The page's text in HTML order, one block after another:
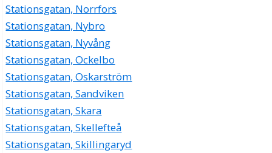
Stationsgatan, Norrfors
Stationsgatan, Nybro
Stationsgatan, Nyvång
Stationsgatan, Ockelbo
Stationsgatan, Oskarström
Stationsgatan, Sandviken
Stationsgatan, Skara
Stationsgatan, Skellefteå
Stationsgatan, Skillingaryd